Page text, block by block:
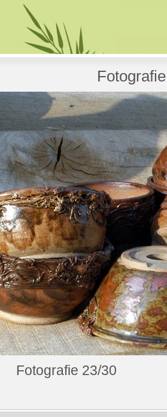
Fotografie 23/30